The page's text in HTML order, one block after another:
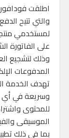
اطلقت
والتي تتيح
على الفاتورة
وذلك لتشجيع
المدفوعات
تهدف الخدمة
وسريعة في أي
للمحتوى
الموسيقى